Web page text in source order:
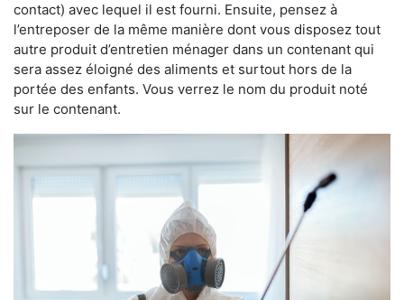
contact) avec lequel il est fourni. Ensuite, pensez à
l’entreposer de la même manière dont vous disposez tout
autre produit d’entretien ménager dans un contenant qui
sera assez éloigné des aliments et surtout hors de la
portée des enfants. Vous verrez le nom du produit noté
sur le contenant.